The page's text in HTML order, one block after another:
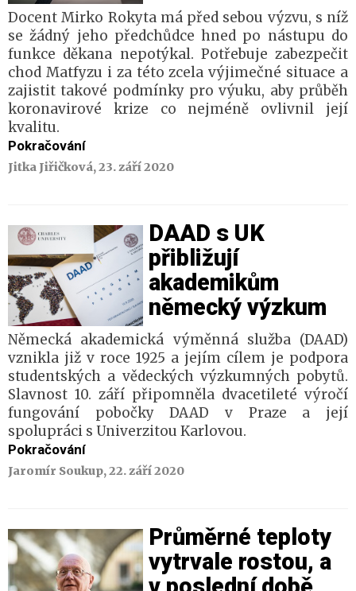
Docent Mirko Rokyta má před sebou výzvu, s níž
se žádný jeho předchůdce hned po nástupu do
funkce děkana nepotýkal. Potřebuje zabezpečit
chod Matfyzu i za této zcela výjimečné situace a
zajistit takové podmínky pro výuku, aby průběh
koronavirové krize co nejméně ovlivnil její
kvalitu.
Pokračování
Jitka Jiřičková, 23. září 2020
DAAD s UK
přibližují
akademikům
německý výzkum
Německá akademická výměnná služba (DAAD)
vznikla již v roce 1925 a jejím cílem je podpora
studentských a vědeckých výzkumných pobytů.
Slavnost 10. září připomněla dvacetileté výročí
fungování pobočky DAAD v Praze a její
spolupráci s Univerzitou Karlovou.
Pokračování
Jaromír Soukup, 22. září 2020
Průměrné teploty
vytrvale rostou, a